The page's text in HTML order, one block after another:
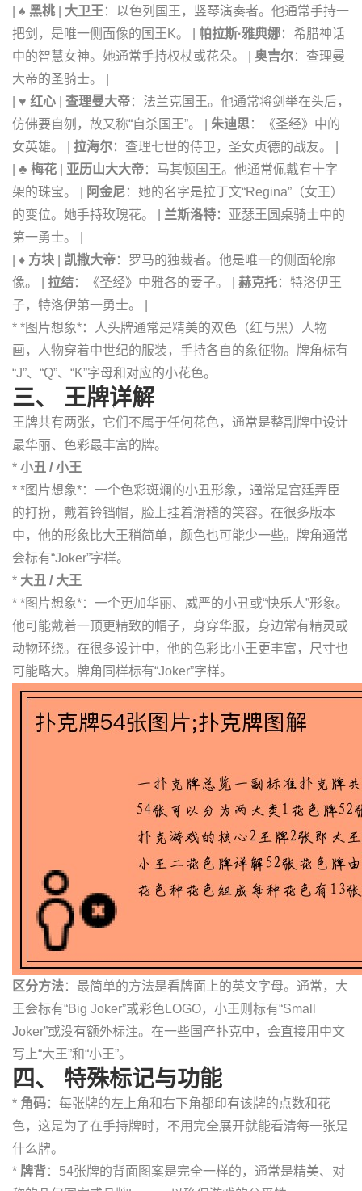
♠️ 黑桃 大卫王 ：以色列国王，竖琴演奏者。他通常手持一
把剑，是唯一侧面像的国王K。 | 帕拉斯·雅典娜：希腊神话
中的智慧女神。她通常手持权杖或花朵。 | 奥吉尔：查理曼
大帝的圣骑士。 |
♥️ 红心 查理曼大帝：法兰克国王。他通常将剑举在头后，
仿佛要自刎，故又称“自杀国王”。 | 朱迪思：《圣经》中的
女英雄。 | 拉海尔：查理七世的侍卫，圣女贞德的战友。 |
♣️ 梅花 亚历山大大帝：马其顿国王。他通常佩戴有十字
架的珠宝。 |
阿金尼：她的名字是拉丁文“Regina”（女王）
的变位。她手持玫瑰花。 | 兰斯洛特：亚瑟王圆桌骑士中的
第一勇士。 |
♦️ 方块 凯撒大帝：罗马的独裁者。他是唯一的侧面轮廓
像。 | 拉结：《圣经》中雅各的妻子。 | 赫克托：特洛伊王
子，特洛伊第一勇士。 |
* *图片想象*：人头牌通常是精美的双色（红与黑）人物
画，人物穿着中世纪的服装，手持各自的象征物。牌角标有
“J”、“Q”、“K”字母和对应的小花色。
三、 王牌详解
王牌共有两张，它们不属于任何花色，通常是整副牌中设计
最华丽、色彩最丰富的牌。
* 小丑 / 小王
* *图片想象*：一个色彩斑斓的小丑形象，通常是宫廷弄臣
的打扮，戴着铃铛帽，脸上挂着滑稽的笑容。在很多版本
中，他的形象比大王稍简单，颜色也可能少一些。牌角通常
会标有“Joker”字样。
* 大丑 / 大王
* *图片想象*：一个更加华丽、威严的小丑或“快乐人”形象。
他可能戴着一顶更精致的帽子，身穿华服，身边常有精灵或
动物环绕。在很多设计中，他的色彩比小王更丰富，尺寸也
可能略大。牌角同样标有“Joker”字样。
区分方法：最简单的方法是看牌面上的英文字母。通常，大
王会标有“Big Joker”或彩色LOGO，小王则标有“Small
Joker”或没有额外标注。在一些国产扑克中，会直接用中文
写上“大王”和“小王”。
四、 特殊标记与功能
* 角码：每张牌的左上角和右下角都印有该牌的点数和花
色，这是为了在手持牌时，不用完全展开就能看清每一张是
什么牌。
* 牌背：54张牌的背面图案是完全一样的，通常是精美、对